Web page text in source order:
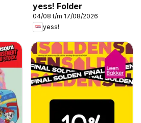
yess! Folder
04/08 t/m 17/08/2026
yess!